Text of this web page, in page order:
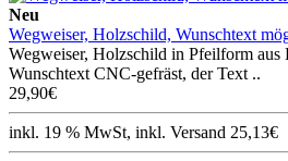
Neu
Wegweiser, Holzschild, Wunschtext
Wegweiser, Holzschild in Pfeilform
Wunschtext CNC-gefräst, der Text ..
29,90€
inkl. 19 % MwSt, inkl. Versand 25,13€